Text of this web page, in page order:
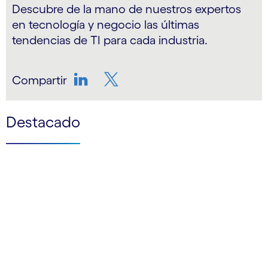
Descubre de la mano de nuestros expertos
en tecnología y negocio las últimas
tendencias de TI para cada industria.
Compartir
Destacado